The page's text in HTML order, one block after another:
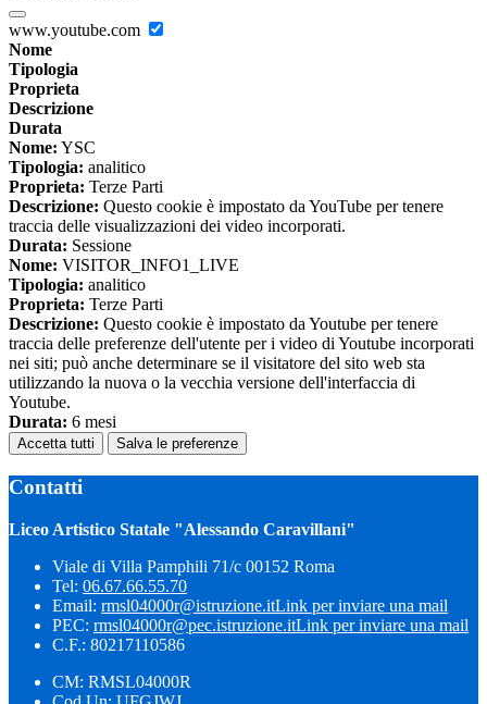
www.youtube.com
Nome
Tipologia
Proprieta
Descrizione
Durata
Nome: YSC
Tipologia: analitico
Proprieta: Terze Parti
Descrizione: Questo cookie è impostato da YouTube per tenere
traccia delle visualizzazioni dei video incorporati.
Durata: Sessione
Nome: VISITOR_INFO1_LIVE
Tipologia: analitico
Proprieta: Terze Parti
Descrizione: Questo cookie è impostato da Youtube per tenere
traccia delle preferenze dell'utente per i video di Youtube incorporati
nei siti; può anche determinare se il visitatore del sito web sta
utilizzando la nuova o la vecchia versione dell'interfaccia di
Youtube.
Durata: 6 mesi
Accetta tutti Salva le preferenze
Contatti
Liceo Artistico Statale "Alessando Caravillani"
Viale di Villa Pamphili 71/c 00152 Roma
Tel: 06.67.66.55.70
Email: rmsl04000r@istruzione.itLink per inviare una mail
PEC: rmsl04000r@pec.istruzione.itLink per inviare una mail
C.F.: 80217110586
CM: RMSL04000R